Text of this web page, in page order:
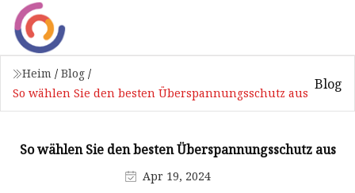
Heim / Blog /
So wählen Sie den besten Überspannungsschutz aus
Blog
So wählen Sie den besten Überspannungsschutz aus
Apr 19, 2024